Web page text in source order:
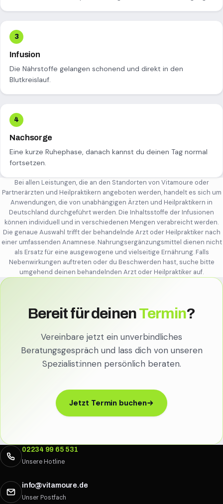
Infusion
Die Nährstoffe gelangen schonend und direkt in den
Blutkreislauf.
Nachsorge
Eine kurze Ruhephase, danach kannst du deinen Tag normal
fortsetzen.
Bei allen Leistungen, die an den Standorten von Vitamoure oder
Partnerärzten und Heilpraktikern angeboten werden, handelt es sich um
Anwendungen, die von unabhängigen Ärzten und Heilpraktikern in
Deutschland durchgeführt werden. Die Inhaltsstoffe der Infusionen
können individuell und in verschiedenen Mengen verabreicht werden.
Die genaue Auswahl trifft der behandelnde Arzt oder Heilpraktiker nach
einer umfassenden Anamnese. Nahrungsergänzungsmittel dienen nicht
als Ersatz für eine ausgewogene und vielseitige Ernährung. Falls
Nebenwirkungen auftreten oder du Beschwerden hast, suche bitte
umgehend deinen behandelnden Arzt oder Heilpraktiker auf.
Bereit für deinenTermin?
Vereinbare jetzt ein unverbindliches
Beratungsgespräch und lass dich von unseren
Spezialist:innen persönlich beraten.
Jetzt Termin buchen
02234 99 65 531
Unsere Hotline
info@vitamoure.de
Unser Postfach